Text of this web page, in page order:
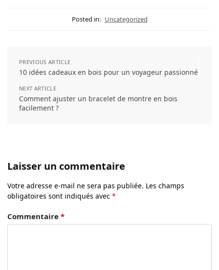
Posted in: Uncategorized
PREVIOUS ARTICLE
10 idées cadeaux en bois pour un voyageur passionné
NEXT ARTICLE
Comment ajuster un bracelet de montre en bois
facilement ?
Laisser un commentaire
Votre adresse e-mail ne sera pas publiée. Les champs
obligatoires sont indiqués avec *
Commentaire *